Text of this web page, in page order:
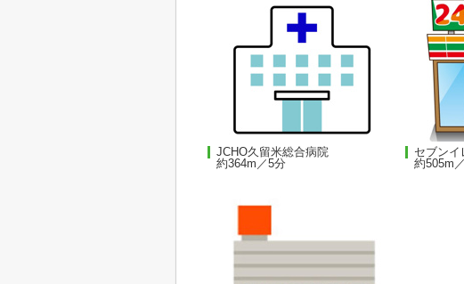
JCHO久留米総合病院
約364m／5分
セブン
約505m